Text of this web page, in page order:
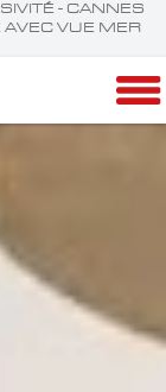
- CANNES
AVEC VUE MER